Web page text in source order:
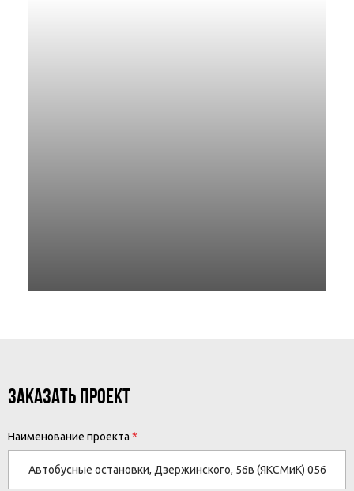
ЗАКАЗАТЬ ПРОЕКТ
Наименование проекта